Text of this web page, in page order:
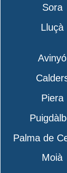
Sora
Lluçà
Avinyó
Piera
Palma de
Moià